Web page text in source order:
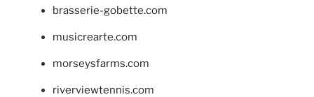
brasserie-gobette.com
musicrearte.com
morseysfarms.com
riverviewtennis.com